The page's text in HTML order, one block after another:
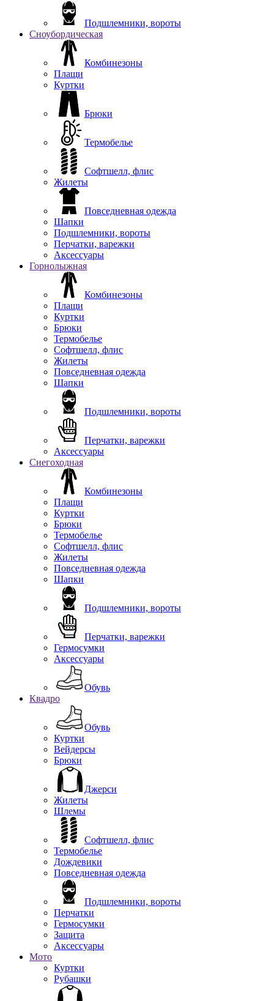
Подшлемники, вороты
Сноубордическая
Комбинезоны
Плащи
Куртки
Брюки
Термобелье
Софтшелл, флис
Жилеты
Повседневная одежда
Шапки
Подшлемники, вороты
Перчатки, варежки
Аксессуары
Горнолыжная
Комбинезоны
Плащи
Куртки
Брюки
Термобелье
Софтшелл, флис
Жилеты
Повседневная одежда
Шапки
Подшлемники, вороты
Перчатки, варежки
Аксессуары
Снегоходная
Комбинезоны
Плащи
Куртки
Брюки
Термобелье
Софтшелл, флис
Жилеты
Повседневная одежда
Шапки
Подшлемники, вороты
Перчатки, варежки
Гермосумки
Аксессуары
Обувь
Квадро
Обувь
Куртки
Вейдерсы
Брюки
Джерси
Жилеты
Шлемы
Софтшелл, флис
Термобелье
Дождевики
Повседневная одежда
Подшлемники, вороты
Перчатки
Гермосумки
Защита
Аксессуары
Мото
Куртки
Рубашки